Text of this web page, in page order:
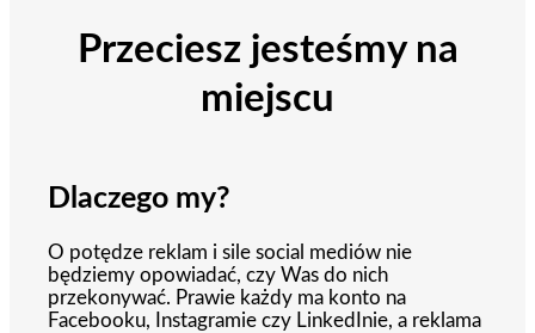
Przeciesz jesteśmy na
miejscu
Dlaczego my?
O potędze reklam i sile social mediów nie
będziemy opowiadać, czy Was do nich
przekonywać. Prawie każdy ma konto na
Facebooku, Instagramie czy LinkedInie, a reklama